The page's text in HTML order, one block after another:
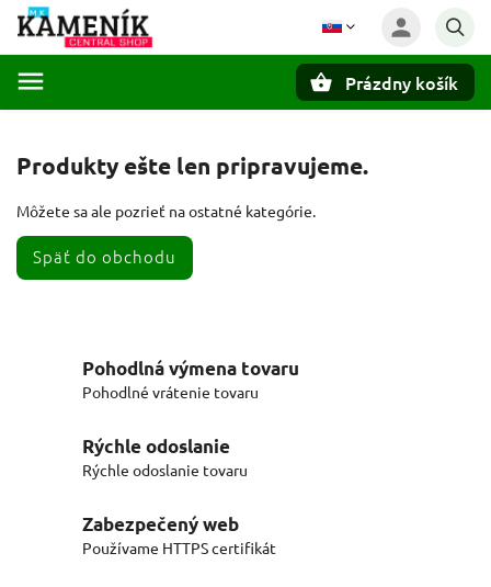
Prázdny košík
Produkty ešte len pripravujeme.
Môžete sa ale pozrieť na ostatné kategórie.
Späť do obchodu
Pohodlná výmena tovaru
Pohodlné vrátenie tovaru
Rýchle odoslanie
Rýchle odoslanie tovaru
Zabezpečený web
Používame HTTPS certifikát